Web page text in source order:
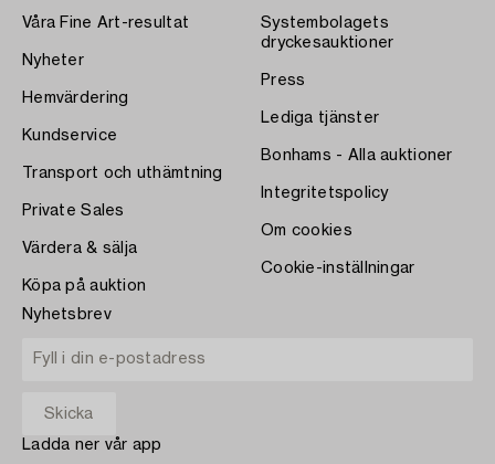
Våra Fine Art-resultat
Nyheter
Hemvärdering
Kundservice
Transport och uthämtning
Private Sales
Värdera & sälja
Köpa på auktion
Systembolagets
dryckesauktioner
Press
Lediga tjänster
Bonhams - Alla auktioner
Integritetspolicy
Om cookies
Cookie-inställningar
Nyhetsbrev
Ladda ner vår app